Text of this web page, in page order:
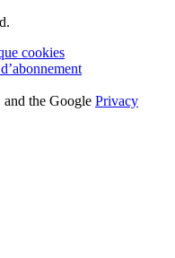
cookies
the Google Privacy